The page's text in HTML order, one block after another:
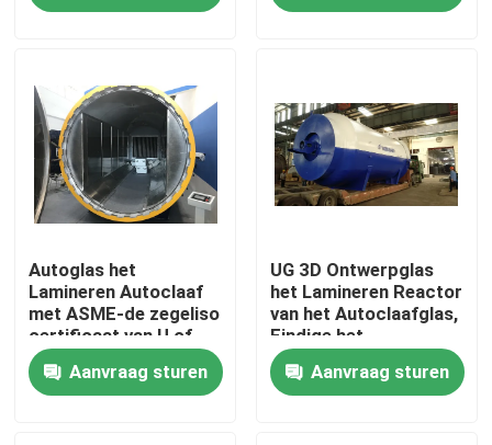
Producten
Video's
Fabriekstocht
Kwaliteitscontrole
Autoglas het
Lamineren Autoclaaf
met ASME-de zegeliso
certificaat van U of
Ce-certificaat
Aanvraag sturen
UG 3D Ontwerpglas
het Lamineren Reactor
van het Autoclaafglas,
Eindige het
Elementenanalyse van
ANSYSAanvraag sturen